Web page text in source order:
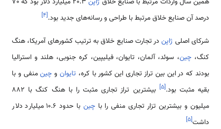
درصد آن صنایع خلاق مرتبط با طراحی و رسانه‌های جدید بود.[۴]
شرکای اصلی ژاپندر تجارت صنایع خلاق به ترتیب کشورهای آمریکا، هنگ
کنگ، چین، سوئد، آلمان، تایوان، فیلیپین، کره جنوبی، هلند و استرالیا
بودند که در این بین تراز تجاری این کشور با کره، تایوانو چینمنفی و با
بقیه مثبت بود.[۵]
بیشترین تراز تجاری مثبت را با هنگ کنگ با 882
میلیون و بیشترین تزار تجاری منفی را باچین
با حدود 10.6 میلیارد دلار
داشت[۵]